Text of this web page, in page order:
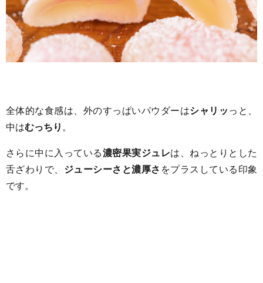
全体的な食感は、外のすっぱいパウダーはシャリッ っと、
中はむっちり 。
さらに中に入っている濃密果実ジュレは、ねっとりとした
舌ざわりで、 ジューシーさと濃厚さ をプラスしている印象
です。